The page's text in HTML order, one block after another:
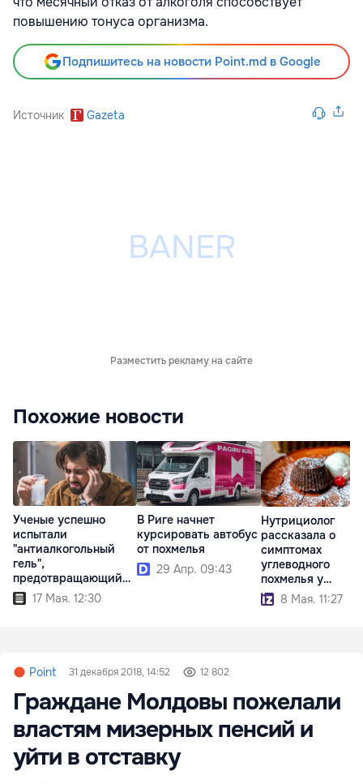
повышению тонуса организма.
Подпишитесь на новости Point.md в Google
Источник Gazeta
Разместить рекламу на сайте
Похожие новости
Ученые успешно
испытали
"антиалкогольный
гель",
предотвращающий
похмелье
17 Мая. 12:30
В Риге начнет
курсировать автобус
от похмелья
29 Апр. 09:43
Нутрициолог
рассказала о
симптомах
углеводного
похмелья у
сладкоежек
8 Мая. 11:27
Point 31 декабря 2018, 14:52 12 802
Граждане Молдовы пожелали
властям мизерных пенсий и
уйти в отставку